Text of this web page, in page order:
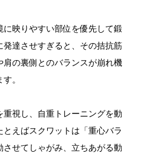
映りやすい部位を優先して鍛
達させすぎると、その拮抗筋
肩の裏側とのバランスが崩れ機
。
視し、自重トレーニングを動
えばスクワットは「重心バラ
せてしゃがみ、立ちあがる動